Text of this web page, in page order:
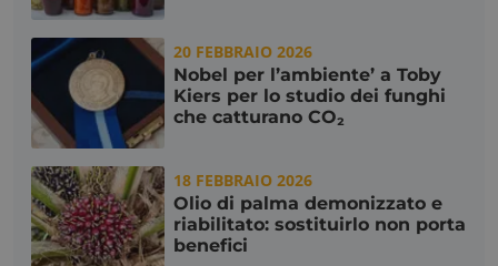
20 FEBBRAIO 2026
Nobel per l’ambiente’ a Toby
Kiers per lo studio dei funghi
che catturano CO₂
18 FEBBRAIO 2026
Olio di palma demonizzato e
riabilitato: sostituirlo non porta
benefici
x-ms-cpim-
cache|yzmutroz00mpsyvmlz7hra_0
.access.consulcesi.it
__cf_bm
Cloudflare Inc.
.hubspotusercontent-